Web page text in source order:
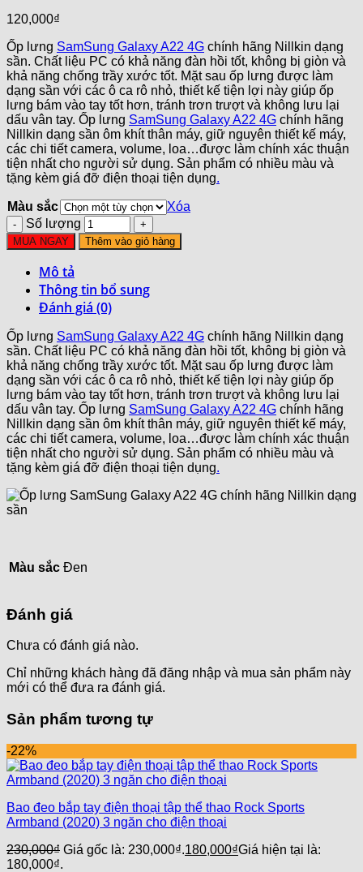
120,000₫
Ốp lưng SamSung Galaxy A22 4G chính hãng Nillkin dạng
sần. Chất liệu PC có khả năng đàn hồi tốt, không bị giòn và
khả năng chống trầy xước tốt. Mặt sau ốp lưng được làm
dạng sần với các ô ca rô nhỏ, thiết kế tiện lợi này giúp ốp
lưng bám vào tay tốt hơn, tránh trơn trượt và không lưu lại
dấu vân tay. Ốp lưng SamSung Galaxy A22 4G chính hãng
Nillkin dạng sần ôm khít thân máy, giữ nguyên thiết kế máy,
các chi tiết camera, volume, loa…được làm chính xác thuận
tiện nhất cho người sử dụng. Sản phẩm có nhiều màu và
tặng kèm giá đỡ điện thoại tiện dụng.
Màu sắc
Xóa
Số lượng
MUA NGAY Thêm vào giỏ hàng
Mô tả
Thông tin bổ sung
Đánh giá (0)
Ốp lưng SamSung Galaxy A22 4G chính hãng Nillkin dạng
sần. Chất liệu PC có khả năng đàn hồi tốt, không bị giòn và
khả năng chống trầy xước tốt. Mặt sau ốp lưng được làm
dạng sần với các ô ca rô nhỏ, thiết kế tiện lợi này giúp ốp
lưng bám vào tay tốt hơn, tránh trơn trượt và không lưu lại
dấu vân tay. Ốp lưng SamSung Galaxy A22 4G chính hãng
Nillkin dạng sần ôm khít thân máy, giữ nguyên thiết kế máy,
các chi tiết camera, volume, loa…được làm chính xác thuận
tiện nhất cho người sử dụng. Sản phẩm có nhiều màu và
tặng kèm giá đỡ điện thoại tiện dụng.
Màu sắc Đen
Đánh giá
Chưa có đánh giá nào.
Chỉ những khách hàng đã đăng nhập và mua sản phẩm này
mới có thể đưa ra đánh giá.
Sản phẩm tương tự
-22%
Bao đeo bắp tay điện thoại tập thể thao Rock Sports
Armband (2020) 3 ngăn cho điện thoại
230,000₫ Giá gốc là: 230,000₫.180,000₫Giá hiện tại là:
180,000₫.